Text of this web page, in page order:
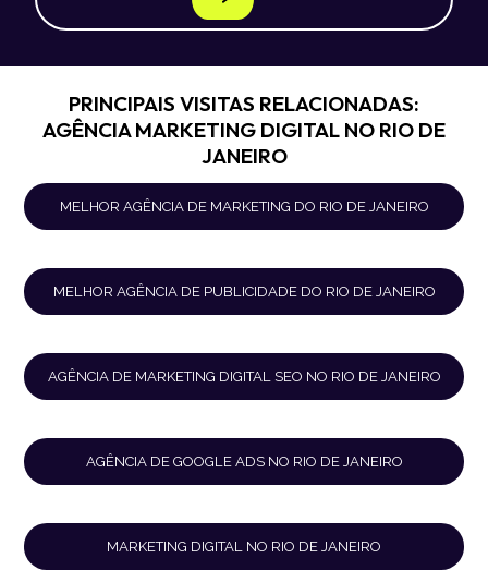
PRINCIPAIS VISITAS RELACIONADAS:
AGÊNCIA MARKETING DIGITAL NO RIO DE
JANEIRO
MELHOR AGÊNCIA DE MARKETING DO RIO DE JANEIRO
MELHOR AGÊNCIA DE PUBLICIDADE DO RIO DE JANEIRO
AGÊNCIA DE MARKETING DIGITAL SEO NO RIO DE JANEIRO
AGÊNCIA DE GOOGLE ADS NO RIO DE JANEIRO
MARKETING DIGITAL NO RIO DE JANEIRO